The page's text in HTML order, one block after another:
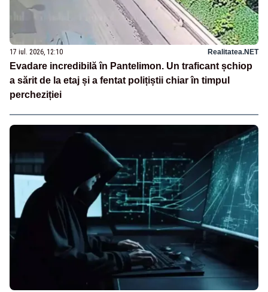
17 iul. 2026, 12:10 Realitatea.NET
Evadare incredibilă în Pantelimon. Un traficant șchiop
a sărit de la etaj și a fentat polițiștii chiar în timpul
percheziției